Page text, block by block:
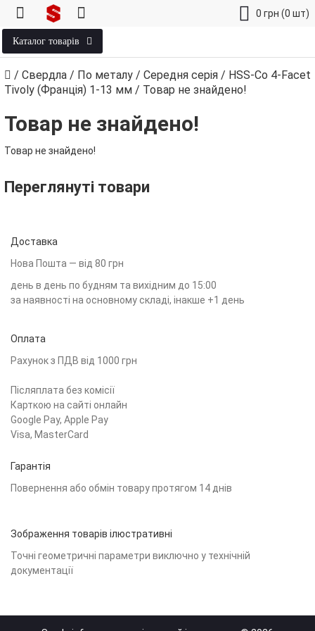
0 грн (0 шт)
Каталог товарів
/ Свердла / По металу / Середня серія / HSS-Co 4-Facet
Tivoly (Франція) 1‑13 мм / Товар не знайдено!
Товар не знайдено!
Товар не знайдено!
Переглянуті товари
Доставка
Нова Пошта — від 80 грн
день в день по будням та вихідним до 15:00
за наявності на основному складі, інакше +1 день
Оплата
Рахунок з ПДВ від 1000 грн
Післяплата без комісії
Карткою на сайті онлайн
Google Pay, Apple Pay
Visa, MasterCard
Гарантія
Повернення або обмін товару протягом 14 днів
Зображення товарів ілюстративні
Точні геометричні параметри виключно у технічній
документації